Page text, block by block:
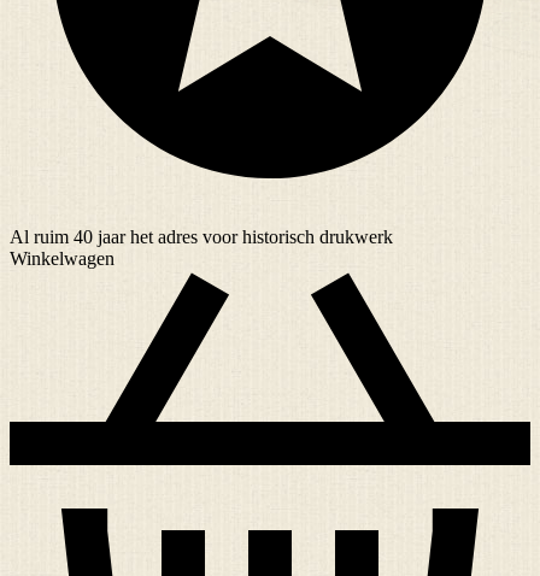
Al ruim 40 jaarhet adres voor historisch drukwerk
Winkelwagen